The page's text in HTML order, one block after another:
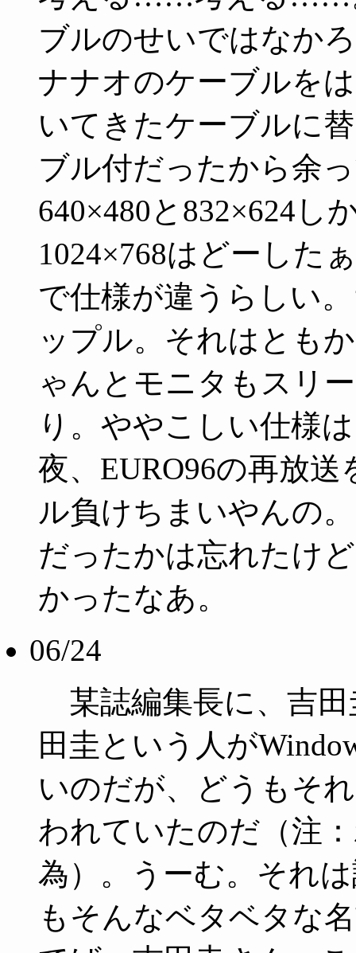
ブルのせいではなか
ナナオのケーブルを
いてきたケーブルに
ブル付だったから余
640×480と832×624し
1024×768はどーした
で仕様が違うらしい
ップル。それはとも
ゃんとモニタもスリ
り。ややこしい仕様
夜、EURO96の再放
ル負けちまいやんの
だったかは忘れたけ
かったなあ。
06/24
某誌編集長に、吉
田圭という人が
いのだが、どうもそ
われていたのだ（注
為）。うーむ。それ
もそんなベタベタな